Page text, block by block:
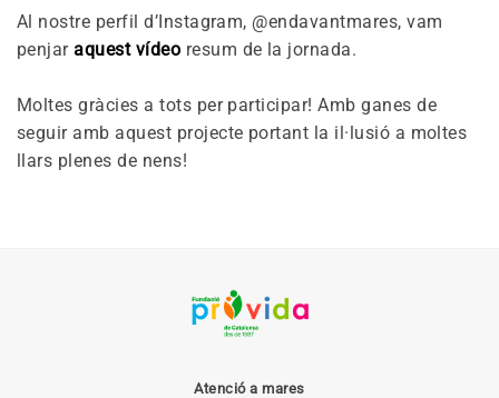
Al nostre perfil d’Instagram, @endavantmares, vam
penjaraquest vídeo resum de la jornada.
Moltes gràcies a tots per participar! Amb ganes de
seguir amb aquest projecte portant la il·lusió a moltes
llars plenes de nens!
Atenció a mares